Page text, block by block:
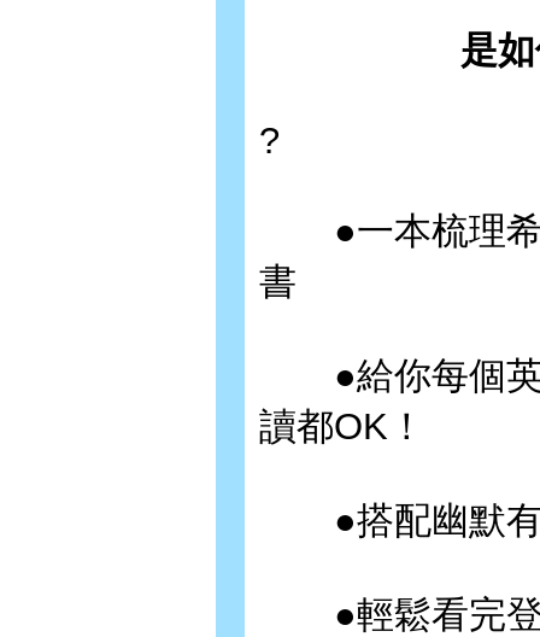
是
?
●一本梳理希
書
●給你每個英
讀都OK！
●搭配幽默有
●輕鬆看完登